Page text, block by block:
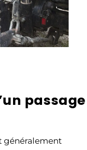
passage
généralement